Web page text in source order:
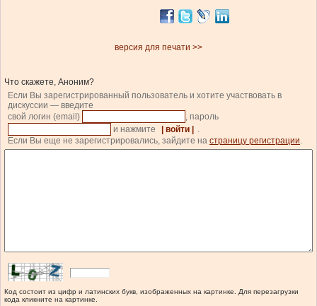
версия для печати >>
Что скажете, Аноним?
Если Вы зарегистрированный пользователь и хотите участвовать в
дискуссии — введите
свой логин (email)
, пароль
и нажмите
| войти |
.
Если Вы еще не зарегистрировались, зайдите на страницу регистрации.
Код состоит из цифр и латинских букв, изображенных на картинке. Для перезагрузки
кода кликните на картинке.